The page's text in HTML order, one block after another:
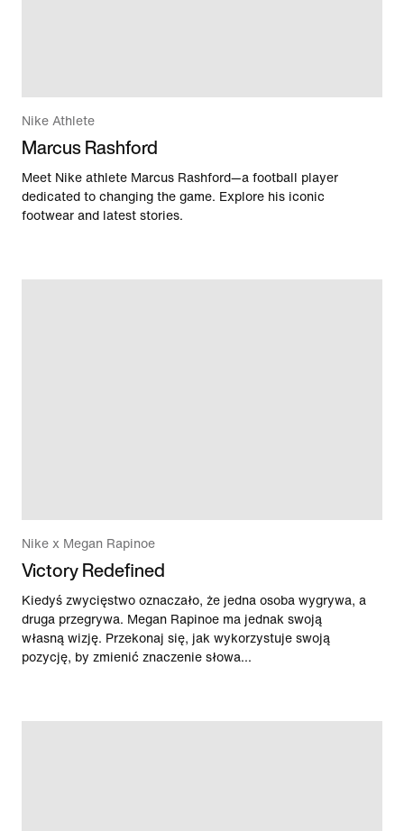
Nike Athlete
Marcus Rashford
Meet Nike athlete Marcus Rashford—a football player
dedicated to changing the game. Explore his iconic
footwear and latest stories.
Nike x Megan Rapinoe
Victory Redefined
Kiedyś zwycięstwo oznaczało, że jedna osoba wygrywa, a
druga przegrywa. Megan Rapinoe ma jednak swoją
własną wizję. Przekonaj się, jak wykorzystuje swoją
pozycję, by zmienić znaczenie słowa...